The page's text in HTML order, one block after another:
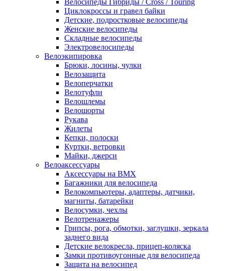
Велосипеды Гибриды / Cross / Touring
Циклокроссы и гравел байки
Детские, подростковые велосипеды
Женские велосипеды
Складные велосипеды
Электровелосипеды
Велоэкипировка
Брюки, лосины, чулки
Велозащита
Велоперчатки
Велотуфли
Велошлемы
Велошорты
Рукава
Жилеты
Кепки, полоски
Куртки, ветровки
Майки, джерси
Велоаксессуары
Аксессуары на BMX
Багажники для велосипеда
Велокомпьютеры, адаптеры, датчики,
магниты, батарейки
Велосумки, чехлы
Велотренажеры
Грипсы, рога, обмотки, заглушки, зеркала
заднего вида
Детские велокресла, прицеп-коляска
Замки противоугонные для велосипеда
Защита на велосипед